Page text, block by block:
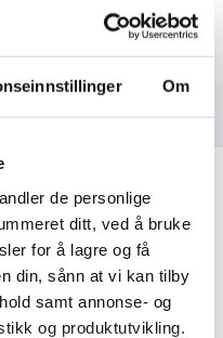
Om
de personlige
ditt, ved å bruke
for å lagre og få
din, sånn at vi kan tilby
samt annonse- og
og produktutvikling.
gå rundt økonomisk ,
da endte det med at jeg
ikke vi ha en like kul
andre kule byene har?
K. en liten bedrift
kanskje de kuleste
å se hva de neste 5
all
French Beret – Peanut
Brown
kr 349,00
Kjøp nå!